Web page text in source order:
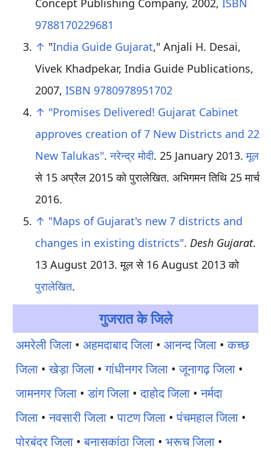
Concept Publishing Company, 2002, ISBN
9788170229681
↑ "India Guide Gujarat," Anjali H. Desai,
Vivek Khadpekar, India Guide Publications,
2007, ISBN 9780978951702
↑ "Promises Delivered! Gujarat Cabinet
approves creation of 7 New Districts and 22
New Talukas".नरेन्द्र मोदी. 25 January 2013.मूल
से 15 अप्रैल 2015 को पुरालेखित. अभिगमन तिथि 25 मार्च
2016.
↑ "Maps of Gujarat's new 7 districts and
changes in existing districts". Desh Gujarat.
13 August 2013. मूल से 16 August 2013 को
पुरालेखित.
गुजरात के जिले
अमरेली जिला • अहमदाबाद जिला • आनन्द जिला •कच्छ
जिला •खेड़ा जिला •गांधीनगर जिला •जूनागढ़ जिला •
जामनगर जिला •डांग जिला •दाहोद जिला •नर्मदा
जिला •नवसारी जिला •पाटण जिला •पंचमहाल जिला •
पोरबंदर जिला •बनासकांठा जिला • भरूच जिला •